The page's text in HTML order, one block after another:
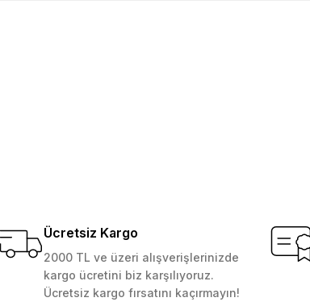
Ücretsiz Kargo
2000 TL ve üzeri alışverişlerinizde
kargo ücretini biz karşılıyoruz.
Ücretsiz kargo fırsatını kaçırmayın!